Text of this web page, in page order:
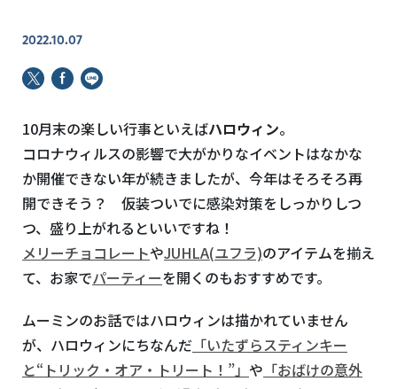
2022.10.07
10月末の楽しい行事といえばハロウィン。
コロナウィルスの影響で大がかりなイベントはなかな
か開催できない年が続きましたが、今年はそろそろ再
開できそう？ 仮装ついでに感染対策をしっかりしつ
つ、盛り上がれるといいですね！
メリーチョコレートやJUHLA(ユフラ)のアイテムを揃え
て、お家でパーティーを開くのもおすすめです。
ムーミンのお話ではハロウィンは描かれていません
が、ハロウィンにちなんだ 「いたずらスティンキー
と“トリック・オア・トリート！”」 や 「おばけの意外